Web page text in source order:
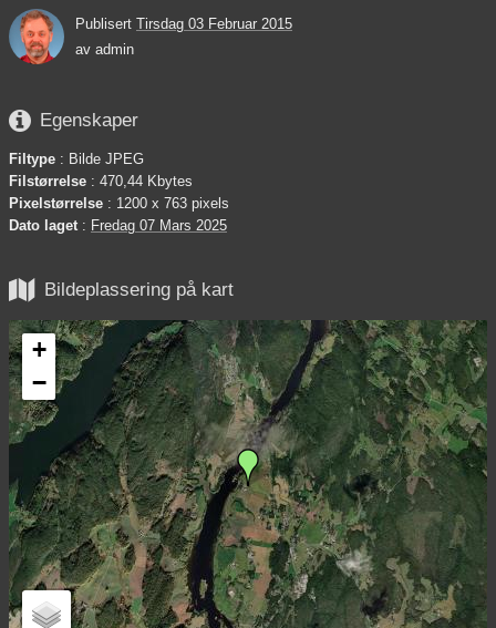
Publisert Tirsdag 03 Februar 2015
av admin
 Egenskaper
Filtype : Bilde JPEG
Filstørrelse : 470,44 Kbytes
Pixelstørrelse : 1200 x 763 pixels
Dato laget : Fredag 07 Mars 2025
 Bildeplassering på kart
+
−